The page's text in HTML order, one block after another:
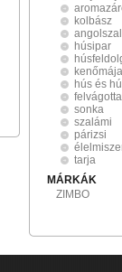
kolbász
húsipar
hús és
sonka
szalámi
párizsi
tarja
MÁRKÁK
ZIMBO